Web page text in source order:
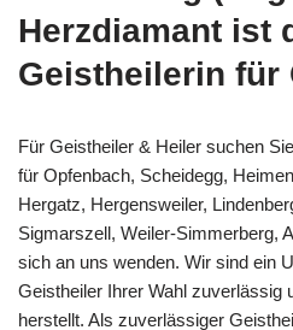
Herzdiamant ist
Geistheilerin für
Für Geistheiler & Heiler suchen
für Opfenbach, Scheidegg,
Hergatz, Hergensweiler,
Sigmarszell, Weiler-Simmerberg,
sich an uns wenden. Wir sind ein
Geistheiler Ihrer Wahl zuverlässig
herstellt. Als zuverlässiger